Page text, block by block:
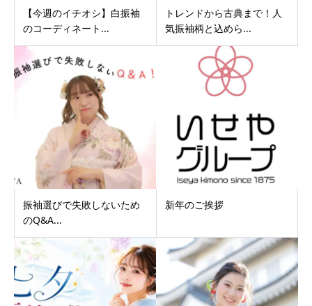
【今週のイチオシ】白振袖
のコーディネート...
トレンドから古典まで！人
気振袖柄と込めら...
振袖選びで失敗しないため
のQ&A...
新年のご挨拶